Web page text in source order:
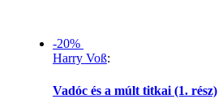
-20%
Harry Voß:
Vadóc és a múlt titkai (1. rész)